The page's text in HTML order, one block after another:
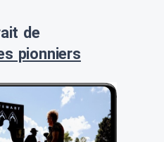
de
pionniers